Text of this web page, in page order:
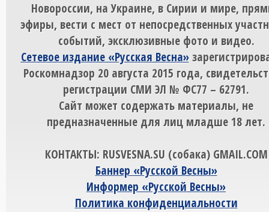
Новороссии, на Украине, в Сирии и мире,
эфиры, вести с мест от непосредственных
событий, эксклюзивные фото и видео.
Сетевое издание «Русская Весна»
Роскомнадзор 20 августа 2015 года,
регистрации СМИ ЭЛ № ФС77 – 62791.
Сайт может содержать материалы, не
предназначенные для лиц младше 18 лет.
КОНТАКТЫ: RUSVESNA.SU (собака) GMAIL.COM
Баннер «Русской Весны»
Информер «Русской Весны»
Политика конфиденциальности